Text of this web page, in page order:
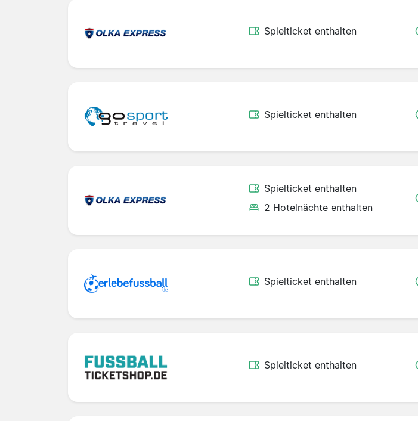
Spielticket enthalten
Spielticket enthalten
Spielticket enthalten
2 Hotelnächte enthalten
Spielticket enthalten
Spielticket enthalten